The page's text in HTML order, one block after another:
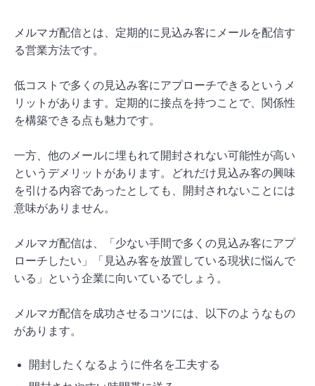
メルマガ配信とは、定期的に見込み客にメールを配信す
る営業方法です。
低コストで多くの見込み客にアプローチできるというメ
リットがあります。定期的に接点を持つことで、関係性
を構築できる点も魅力です。
一方、他のメールに埋もれて開封されない可能性が高い
というデメリットがあります。どれだけ見込み客の興味
を引ける内容であったとしても、開封されないことには
意味がありません。
メルマガ配信は、「少ない手間で多くの見込み客にアプ
ローチしたい」「見込み客を放置している現状に悩んで
いる」という企業に向いているでしょう。
メルマガ配信を成功させるコツには、以下のようなもの
があります。
開封したくなるように件名を工夫する